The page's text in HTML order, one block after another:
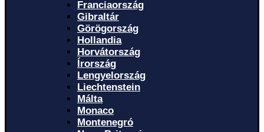
Franciaország
Gibraltár
Görögország
Hollandia
Horvátország
Írország
Lengyelország
Liechtenstein
Málta
Monaco
Montenegró